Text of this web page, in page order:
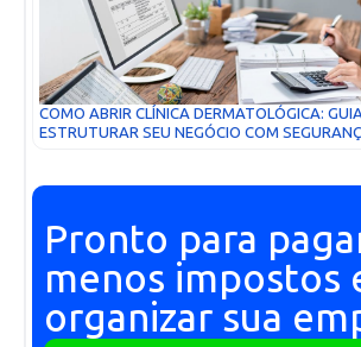
COMO ABRIR CLÍNICA DERMATOLÓGICA:
ESTRUTURAR SEU NEGÓCIO COM
Pronto para
menos impostos
organizar sua